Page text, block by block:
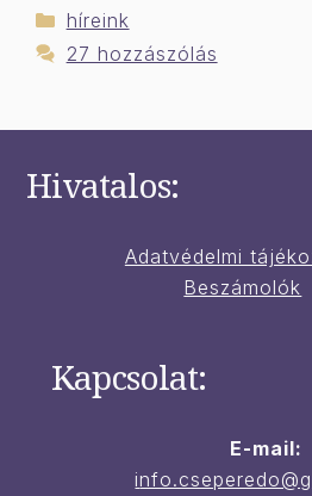
Kategória
híreink
27 hozzászólás
Hivatalos:
Adatvédelmi
Beszámolók
Kapcsolat:
E-mail:
i